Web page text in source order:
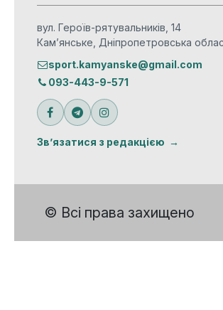
вул. Героїв-рятувальників, 14
Кам’янське, Дніпропетровська
sport.kamyanske@gmail.com
093-443-9-571
Зв’язатися з редакцією
© Всі права захищено